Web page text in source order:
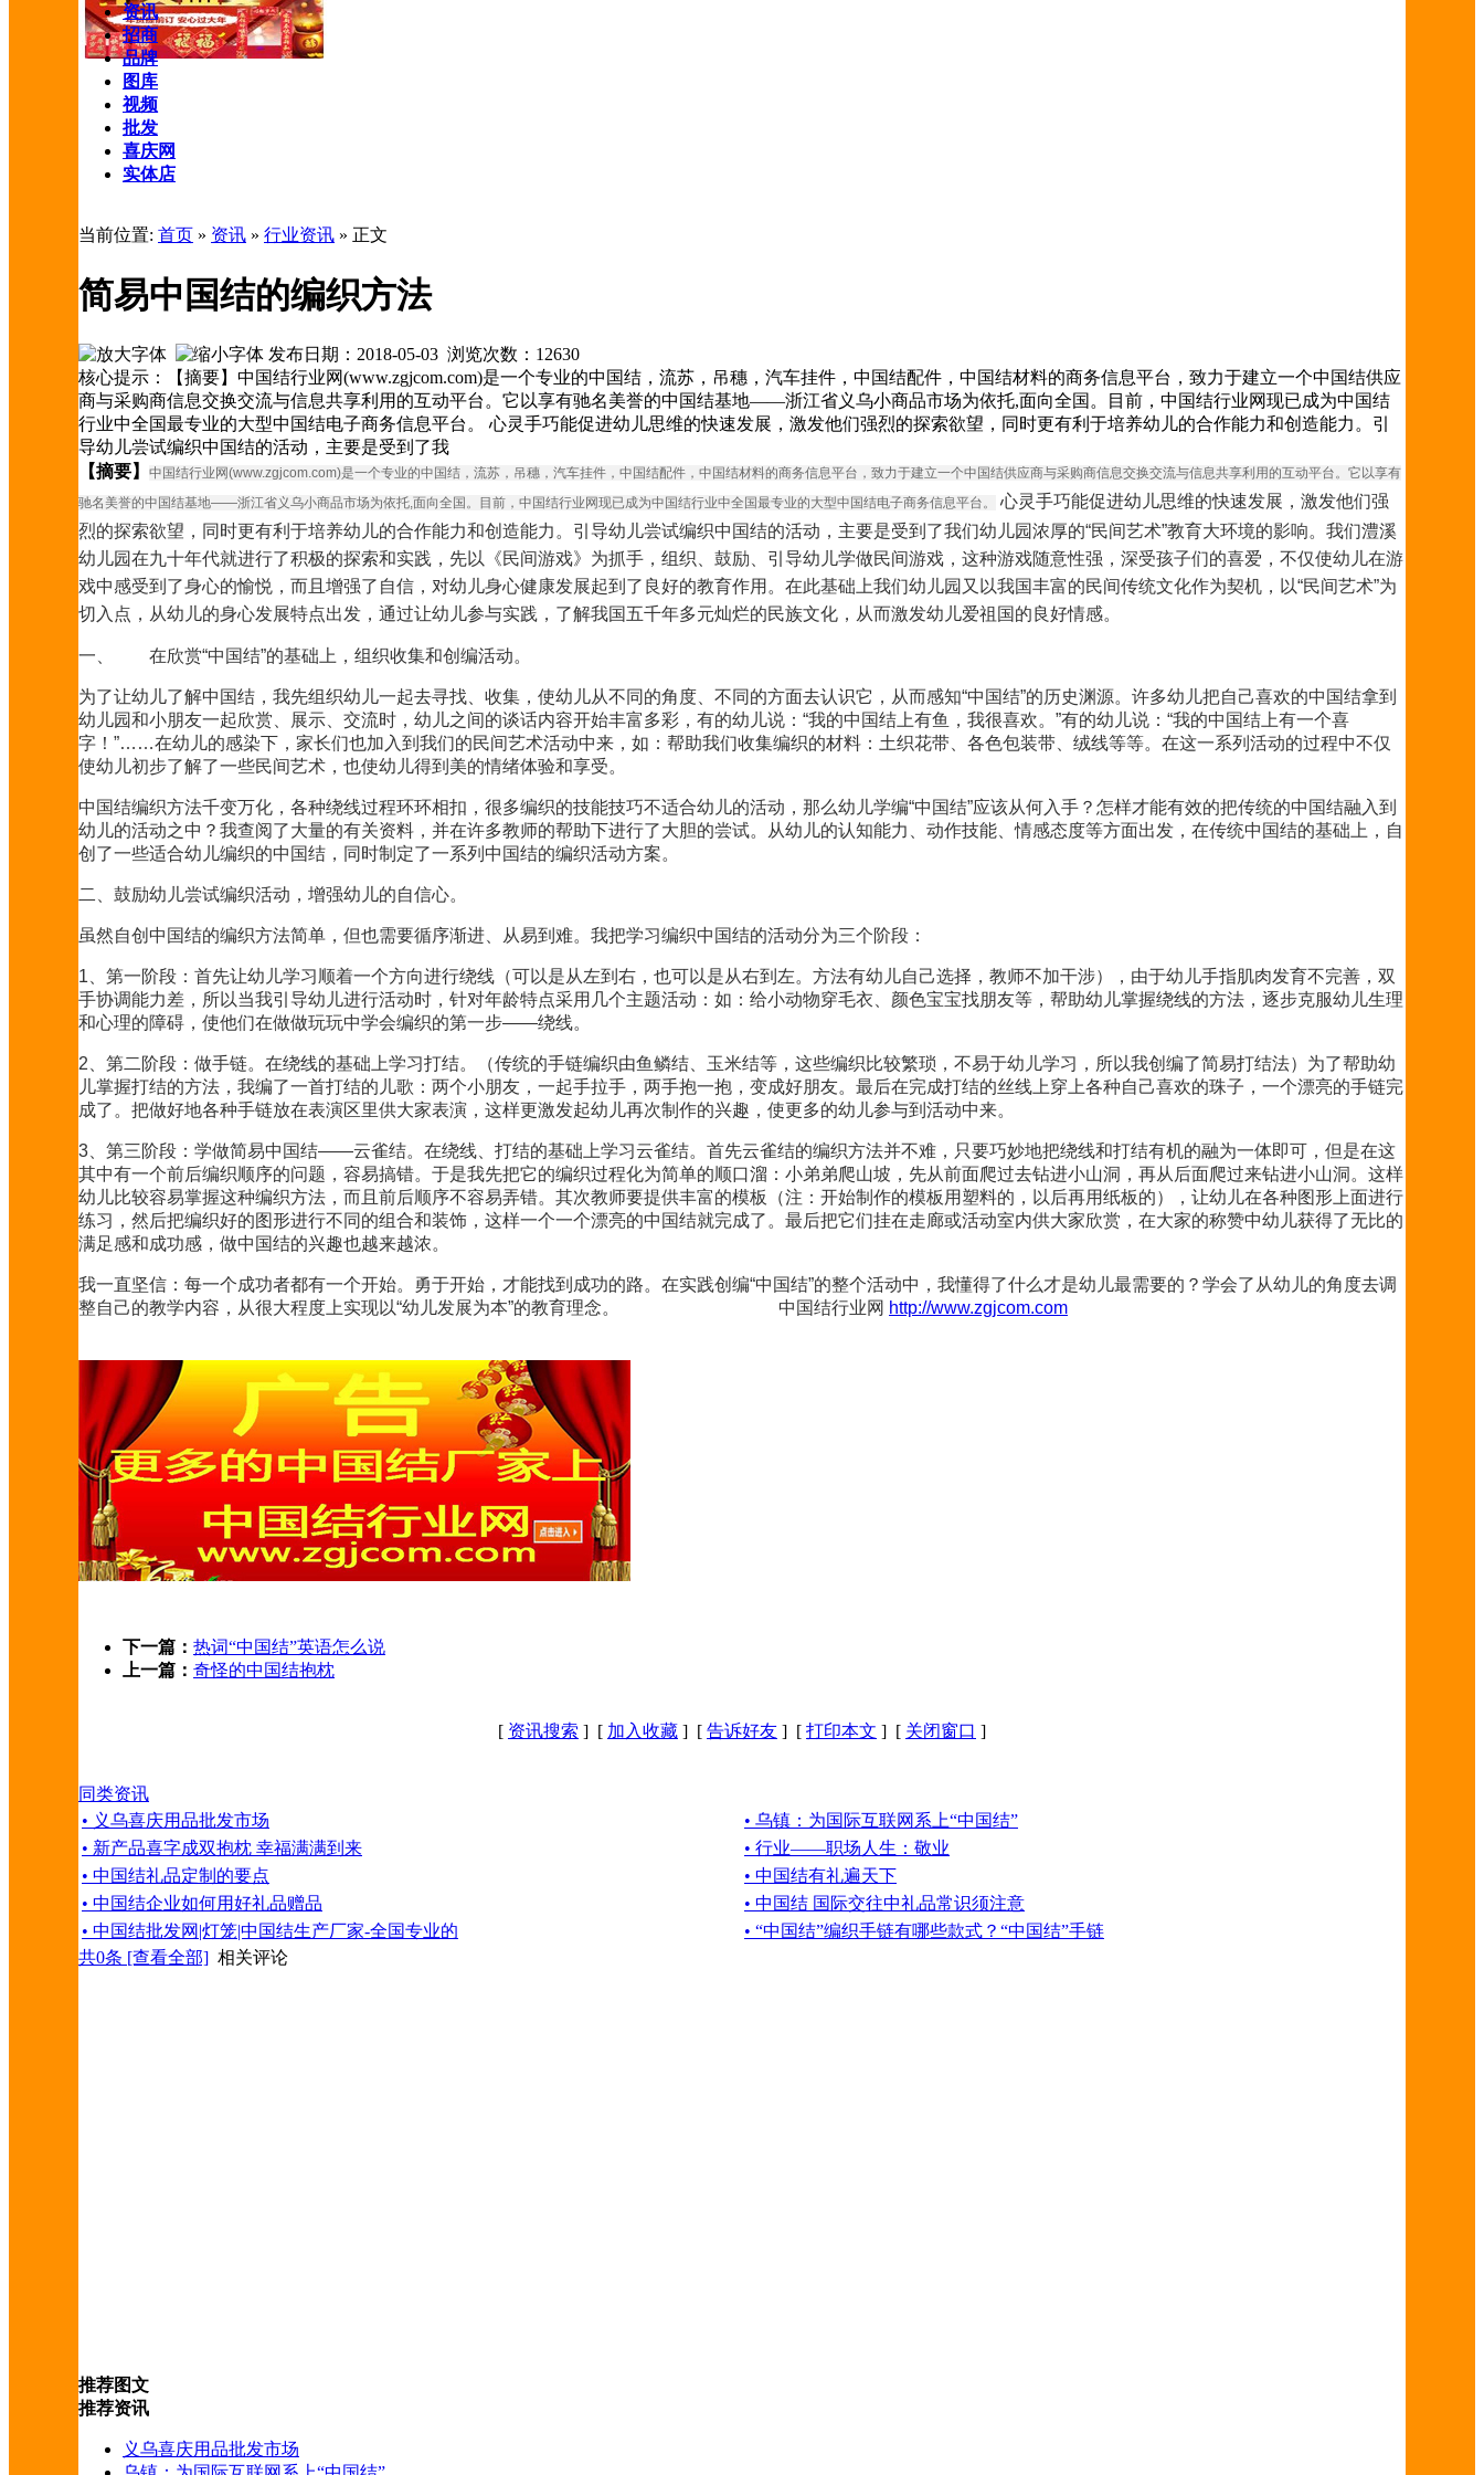
资讯
招商
品牌
图库
视频
批发
喜庆网
实体店
当前位置: 首页 » 资讯 » 行业资讯 » 正文
简易中国结的编织方法
发布日期：2018-05-03 浏览次数： 12630
核心提示：【摘要】中国结行业网(www.zgjcom.com)是一个专业的中国结，流苏，吊穗，汽车挂件，中国结配件，中国结材料的商务信息平台，致力于建立一个中国结供应
商与采购商信息交换交流与信息共享利用的互动平台。它以享有驰名美誉的中国结基地――浙江省义乌小商品市场为依托,面向全国。目前，中国结行业网现已成为中国结
行业中全国最专业的大型中国结电子商务信息平台。 心灵手巧能促进幼儿思维的快速发展，激发他们强烈的探索欲望，同时更有利于培养幼儿的合作能力和创造能力。引
导幼儿尝试编织中国结的活动，主要是受到了我
【摘要】
中国结行业网(www.zgjcom.com)是一个专业的中国结，流苏，吊穗，汽车挂件，中国结配件，中国结材料的商务信息平台，致力于建立一个中国结供应商与采购商信息交换交流与信息共享利用的互动平台。它以享有
驰名美誉的中国结基地――浙江省义乌小商品市场为依托,面向全国。目前，中国结行业网现已成为中国结行业中全国最专业的大型中国结电子商务信息平台。
心灵手巧能促进幼儿思维的快速发展，激发他们强
烈的探索欲望，同时更有利于培养幼儿的合作能力和创造能力。引导幼儿尝试编织中国结的活动，主要是受到了我们幼儿园浓厚的“民间艺术”教育大环境的影响。我们澧溪
幼儿园在九十年代就进行了积极的探索和实践，先以《民间游戏》为抓手，组织、鼓励、引导幼儿学做民间游戏，这种游戏随意性强，深受孩子们的喜爱，不仅使幼儿在游
戏中感受到了身心的愉悦，而且增强了自信，对幼儿身心健康发展起到了良好的教育作用。在此基础上我们幼儿园又以我国丰富的民间传统文化作为契机，以“民间艺术”为
切入点，从幼儿的身心发展特点出发，通过让幼儿参与实践，了解我国五千年多元灿烂的民族文化，从而激发幼儿爱祖国的良好情感。
一、 在欣赏“中国结”的基础上，组织收集和创编活动。
为了让幼儿了解中国结，我先组织幼儿一起去寻找、收集，使幼儿从不同的角度、不同的方面去认识它，从而感知“中国结”的历史渊源。许多幼儿把自己喜欢的中国结拿到
幼儿园和小朋友一起欣赏、展示、交流时，幼儿之间的谈话内容开始丰富多彩，有的幼儿说：“我的中国结上有鱼，我很喜欢。”有的幼儿说：“我的中国结上有一个喜
字！”……在幼儿的感染下，家长们也加入到我们的民间艺术活动中来，如：帮助我们收集编织的材料：土织花带、各色包装带、绒线等等。在这一系列活动的过程中不仅
使幼儿初步了解了一些民间艺术，也使幼儿得到美的情绪体验和享受。
中国结编织方法千变万化，各种绕线过程环环相扣，很多编织的技能技巧不适合幼儿的活动，那么幼儿学编“中国结”应该从何入手？怎样才能有效的把传统的中国结融入到
幼儿的活动之中？我查阅了大量的有关资料，并在许多教师的帮助下进行了大胆的尝试。从幼儿的认知能力、动作技能、情感态度等方面出发，在传统中国结的基础上，自
创了一些适合幼儿编织的中国结，同时制定了一系列中国结的编织活动方案。
二、鼓励幼儿尝试编织活动，增强幼儿的自信心。
虽然自创中国结的编织方法简单，但也需要循序渐进、从易到难。我把学习编织中国结的活动分为三个阶段：
1、第一阶段：首先让幼儿学习顺着一个方向进行绕线（可以是从左到右，也可以是从右到左。方法有幼儿自己选择，教师不加干涉），由于幼儿手指肌肉发育不完善，双
手协调能力差，所以当我引导幼儿进行活动时，针对年龄特点采用几个主题活动：如：给小动物穿毛衣、颜色宝宝找朋友等，帮助幼儿掌握绕线的方法，逐步克服幼儿生理
和心理的障碍，使他们在做做玩玩中学会编织的第一步——绕线。
2、第二阶段：做手链。在绕线的基础上学习打结。（传统的手链编织由鱼鳞结、玉米结等，这些编织比较繁琐，不易于幼儿学习，所以我创编了简易打结法）为了帮助幼
儿掌握打结的方法，我编了一首打结的儿歌：两个小朋友，一起手拉手，两手抱一抱，变成好朋友。最后在完成打结的丝线上穿上各种自己喜欢的珠子，一个漂亮的手链完
成了。把做好地各种手链放在表演区里供大家表演，这样更激发起幼儿再次制作的兴趣，使更多的幼儿参与到活动中来。
3、第三阶段：学做简易中国结——云雀结。在绕线、打结的基础上学习云雀结。首先云雀结的编织方法并不难，只要巧妙地把绕线和打结有机的融为一体即可，但是在这
其中有一个前后编织顺序的问题，容易搞错。于是我先把它的编织过程化为简单的顺口溜：小弟弟爬山坡，先从前面爬过去钻进小山洞，再从后面爬过来钻进小山洞。这样
幼儿比较容易掌握这种编织方法，而且前后顺序不容易弄错。其次教师要提供丰富的模板（注：开始制作的模板用塑料的，以后再用纸板的），让幼儿在各种图形上面进行
练习，然后把编织好的图形进行不同的组合和装饰，这样一个一个漂亮的中国结就完成了。最后把它们挂在走廊或活动室内供大家欣赏，在大家的称赞中幼儿获得了无比的
满足感和成功感，做中国结的兴趣也越来越浓。
我一直坚信：每一个成功者都有一个开始。勇于开始，才能找到成功的路。在实践创编“中国结”的整个活动中，我懂得了什么才是幼儿最需要的？学会了从幼儿的角度去调
整自己的教学内容，从很大程度上实现以“幼儿发展为本”的教育理念。 中国结行业网 http://www.zgjcom.com
下一篇： 热词“中国结”英语怎么说
上一篇： 奇怪的中国结抱枕
[ 资讯搜索 ] [ 加入收藏 ] [ 告诉好友 ] [ 打印本文 ] [ 关闭窗口 ]
同类资讯
• 义乌喜庆用品批发市场
• 乌镇：为国际互联网系上“中国结”
• 新产品喜字成双抱枕 幸福满满到来
• 行业——职场人生：敬业
• 中国结礼品定制的要点
• 中国结有礼遍天下
• 中国结企业如何用好礼品赠品
• 中国结 国际交往中礼品常识须注意
• 中国结批发网|灯笼|中国结生产厂家-全国专业的
• “中国结”编织手链有哪些款式？“中国结”手链
共0条 [查看全部] 相关评论
推荐图文
推荐资讯
义乌喜庆用品批发市场